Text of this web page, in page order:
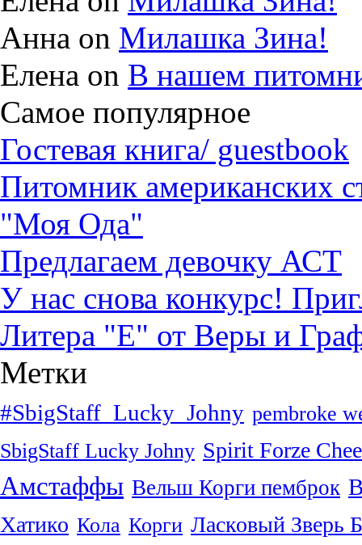
Анна on Милашка Зина!
Елена on В нашем
Самое популярное
Гостевая книга/ guestbook
Питомник американских
"Моя Ода"
Предлагаем девочку АСТ
У нас снова конкурс!
Литера "Е" от Веры и
Метки
#SbigStaff_Lucky_Johny pembroke
SbigStaff Lucky Johny Spirit Forze
Амстаффы Вельш Корги пемброк
Хатико Кола Корги Ласковый Зверь